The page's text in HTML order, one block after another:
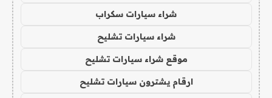
شراء سيارات سكراب
شراء سيارات تشليح
موقع شراء سيارات تشليح
ارقام يشترون سيارات تشليح